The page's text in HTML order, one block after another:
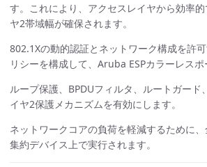
す。これにより、アクセスレイヤから効率
ヤ2帯域幅が確保されます。
802.1Xの動的認証とネットワーク構成を許
リシーを構成して、Aruba ESPカラーレスポ
ループ保護、BPDUフィルタ、ルートガード
イヤ2保護メカニズムを有効にします。
ネットワークコアの負荷を軽減するために
集約デバイス上で実行されます。